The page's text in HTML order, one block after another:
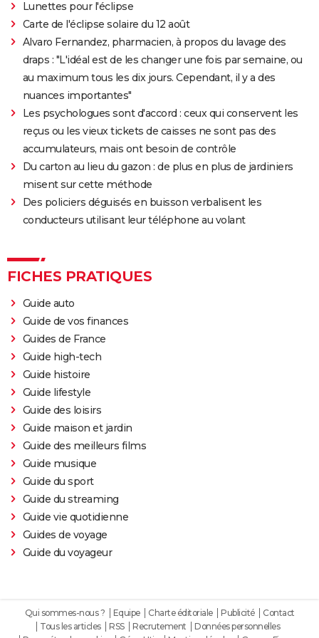
The Father : synopsis, casting, critiques, bande-
annonce, seance, streaming...
Les Passagers de la nuit
"Babylon" : critiques, séances, avis, casting,
streaming, bande-annonce...
Rocky
La chambre d'à côté : faut-il voir le dernier Pedro
Almodóvar ? Ce qu'en disent les critiques presse
The Whale
Le Comte de Monte-Cristo : le film avec Pierre Niney
Juré n°2 : s'agit-il (véritablement) du dernier film de
Clint Eastwood ?
Le Parrain
Il était une fois en Amérique
Peter von Kant
Nomadland : synopsis, casting, Oscars, photos,
streaming, avis...
Sound of Metal
Slalom
Oh Canada : que vaut le film avec Richard Gere et
Jacob Elordi présenté au Festival de Cannes ?
Lunettes pour l'éclipse
Carte de l'éclipse solaire du 12 août
Alvaro Fernandez, pharmacien, à propos du lavage des
draps : "L'idéal est de les changer une fois par semaine, ou
au maximum tous les dix jours. Cependant, il y a des
nuances importantes"
Les psychologues sont d'accord : ceux qui conservent les
reçus ou les vieux tickets de caisses ne sont pas des
accumulateurs, mais ont besoin de contrôle
Du carton au lieu du gazon : de plus en plus de jardiniers
misent sur cette méthode
Des policiers déguisés en buisson verbalisent les
conducteurs utilisant leur téléphone au volant
FICHES PRATIQUES
Guide auto
Guide de vos finances
Guides de France
Guide high-tech
Guide histoire
Guide lifestyle
Guide des loisirs
Guide maison et jardin
Guide des meilleurs films
Guide musique
Guide du sport
Guide du streaming
Guide vie quotidienne
Guides de voyage
Guide du voyageur
Qui sommes-nous ? Equipe Charte éditoriale Publicité
Contact
Tous les articles
RSS Recrutement
Données personnelles